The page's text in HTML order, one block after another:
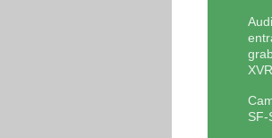
SF-